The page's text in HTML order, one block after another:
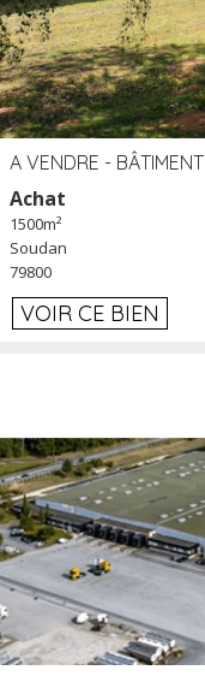
Achat
1500m²
Soudan
79800
VOIR CE BIEN